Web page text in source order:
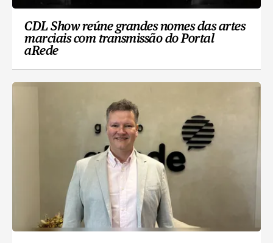
CDL Show reúne grandes nomes das artes
marciais com transmissão do Portal
aRede